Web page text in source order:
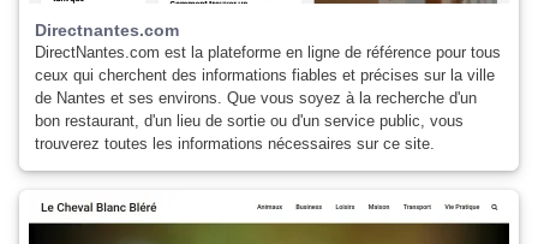
Directnantes.com
DirectNantes.com est la plateforme en ligne de référence pour tous
ceux qui cherchent des informations fiables et précises sur la ville
de Nantes et ses environs. Que vous soyez à la recherche d'un
bon restaurant, d'un lieu de sortie ou d'un service public, vous
trouverez toutes les informations nécessaires sur ce site.